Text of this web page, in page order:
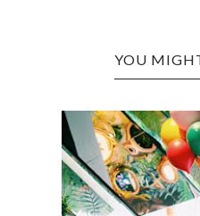
YOU